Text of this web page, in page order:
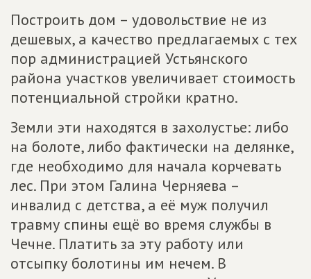
Построить дом – удовольствие не из
дешевых, а качество предлагаемых с тех
пор администрацией Устьянского
района участков увеличивает стоимость
потенциальной стройки кратно.
Земли эти находятся в захолустье: либо
на болоте, либо фактически на делянке,
где необходимо для начала корчевать
лес. При этом Галина Черняева –
инвалид с детства, а её муж получил
травму спины ещё во время службы в
Чечне. Платить за эту работу или
отсыпку болотины им нечем. В